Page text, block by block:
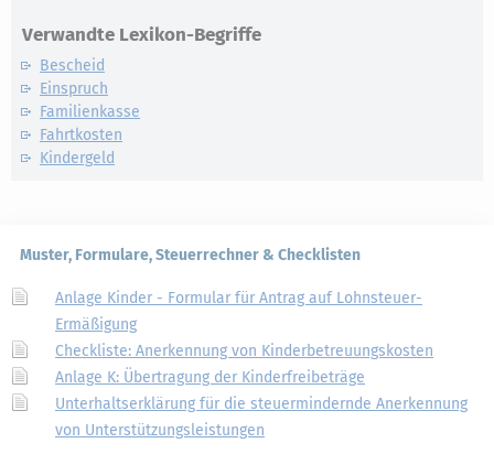
Verwandte Lexikon-Begriffe
Bescheid
Einspruch
Familienkasse
Fahrtkosten
Kindergeld
Muster, Formulare, Steuerrechner & Checklisten
Anlage Kinder - Formular für Antrag auf Lohnsteuer-
Ermäßigung
Checkliste: Anerkennung von Kinderbetreuungskosten
Anlage K: Übertragung der Kinderfreibeträge
Unterhaltserklärung für die steuermindernde Anerkennung
von Unterstützungsleistungen